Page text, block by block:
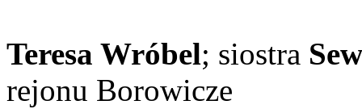
Teresa Wróbel; siostra
rejonu Borowicze